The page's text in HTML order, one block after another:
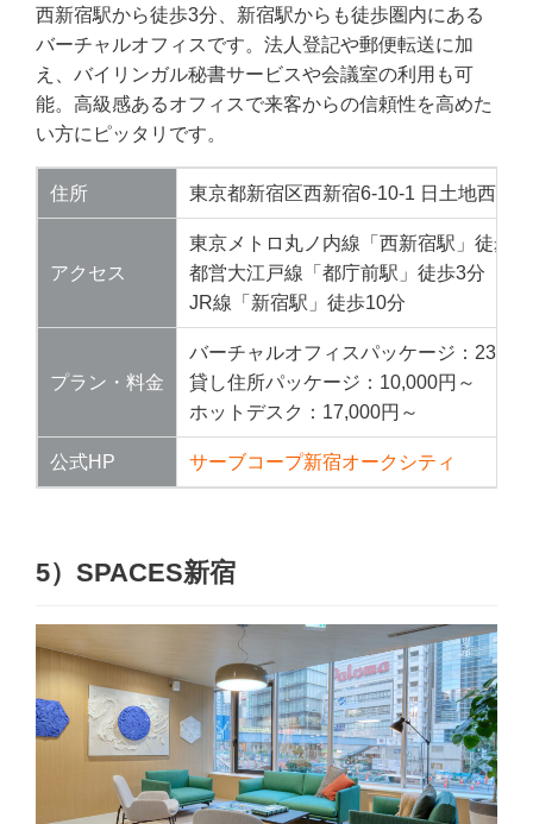
西新宿駅から徒歩3分、新宿駅からも徒歩圏内にある
バーチャルオフィスです。法人登記や郵便転送に加
え、バイリンガル秘書サービスや会議室の利用も可
能。高級感あるオフィスで来客からの信頼性を高めた
い方にピッタリです。
住所 東京都新宿区西新宿6-10-1 日土地西新
アクセス
東京メトロ丸ノ内線「西新宿駅」徒歩3
都営大江戸線「都庁前駅」徒歩3分
JR線「新宿駅」徒歩10分
プラン・料金
バーチャルオフィスパッケージ：
貸し住所パッケージ：10,000円～
ホットデスク：17,000円～
公式HP サーブコープ新宿オークシティ
5）SPACES新宿